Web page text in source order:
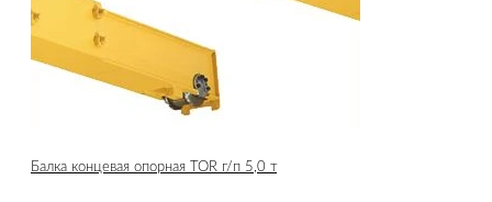
Балка концевая опорная TOR г/п 5,0 т